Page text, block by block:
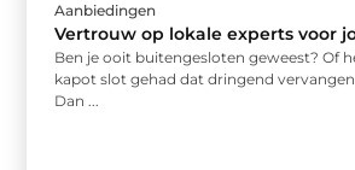
Aanbiedingen
Vertrouw op lokale experts voor
Ben je ooit buitengesloten geweest? Of
kapot slot gehad dat dringend
Dan ...